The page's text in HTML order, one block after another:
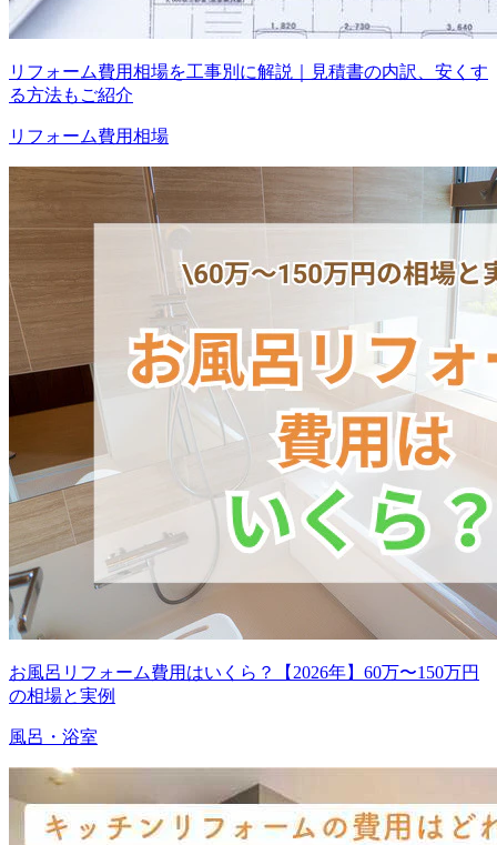
リフォーム費用相場を工事別に解説｜見積書の内訳、安くす
る方法もご紹介
リフォーム費用相場
お風呂リフォーム費用はいくら？【2026年】60万〜150万円
の相場と実例
風呂・浴室